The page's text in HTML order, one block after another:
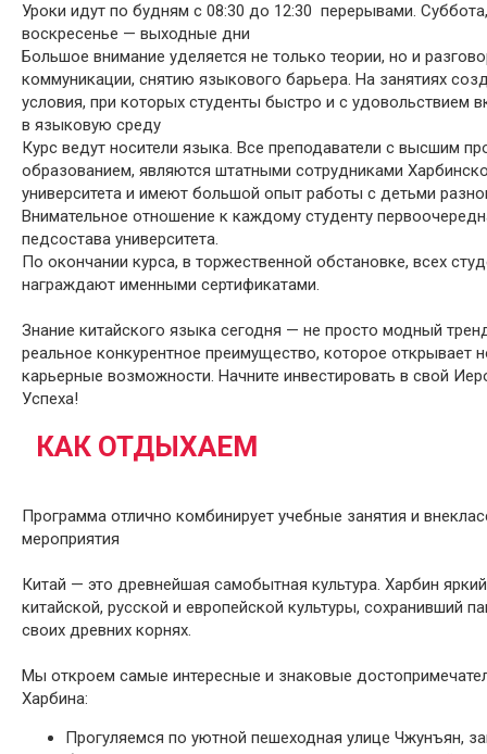
Уроки идут по будням с 08:30 до 12:30 перерывами. Суббота,
воскресенье — выходные дни
Большое внимание уделяется не только теории, но и
коммуникации, снятию языкового барьера. На занятиях
условия, при которых студенты быстро и с удовольствием
в языковую среду
Курс ведут носители языка. Все преподаватели с высшим
образованием, являются штатными сотрудниками
университета и имеют большой опыт работы с детьми
Внимательное отношение к каждому студенту
педсостава университета.
По окончании курса, в торжественной обстановке, всех
награждают именными сертификатами.
Знание китайского языка сегодня — не просто модный
реальное конкурентное преимущество, которое открывает
карьерные возможности. Начните инвестировать в свой
Успеха!
КАК ОТДЫХАЕМ
Программа отлично комбинирует учебные занятия и
мероприятия
Китай — это древнейшая самобытная культура. Харбин
китайской, русской и европейской культуры, сохранивший
своих древних корнях.
Мы откроем самые интересные и знаковые
Харбина:
Прогуляемся по уютной пешеходная улице Чжунъян,